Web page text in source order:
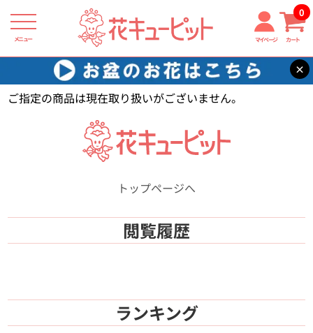
メニュー マイページ カート
0
×
花キューピット 【】
ご指定の商品は現在取り扱いがございません。
トップページへ
閲覧履歴
ランキング